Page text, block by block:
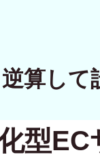
算して
型EC